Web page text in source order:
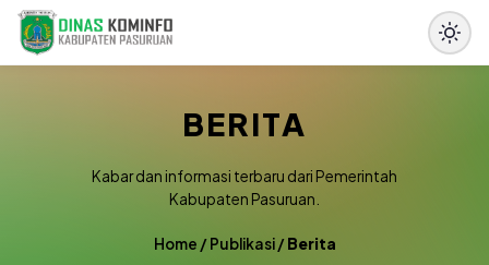
BERITA
Kabar dan informasi terbaru dari Pemerintah
Kabupaten Pasuruan.
Home /Publikasi/Berita